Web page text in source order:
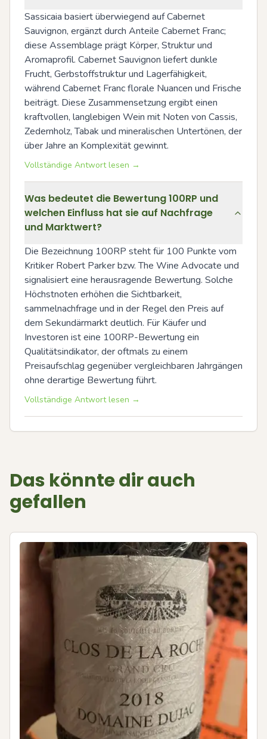
Sassicaia basiert überwiegend auf Cabernet
Sauvignon, ergänzt durch Anteile Cabernet Franc;
diese Assemblage prägt Körper, Struktur und
Aromaprofil. Cabernet Sauvignon liefert dunkle
Frucht, Gerbstoffstruktur und Lagerfähigkeit,
während Cabernet Franc florale Nuancen und Frische
beiträgt. Diese Zusammensetzung ergibt einen
kraftvollen, langlebigen Wein mit Noten von Cassis,
Zedernholz, Tabak und mineralischen Untertönen, der
über Jahre an Komplexität gewinnt.
Vollständige Antwort lesen →
Was bedeutet die Bewertung 100RP und
welchen Einfluss hat sie auf Nachfrage
und Marktwert?
Die Bezeichnung 100RP steht für 100 Punkte vom
Kritiker Robert Parker bzw. The Wine Advocate und
signalisiert eine herausragende Bewertung. Solche
Höchstnoten erhöhen die Sichtbarkeit,
sammelnachfrage und in der Regel den Preis auf
dem Sekundärmarkt deutlich. Für Käufer und
Investoren ist eine 100RP-Bewertung ein
Qualitätsindikator, der oftmals zu einem
Preisaufschlag gegenüber vergleichbaren Jahrgängen
ohne derartige Bewertung führt.
Vollständige Antwort lesen →
Das könnte dir auch
gefallen